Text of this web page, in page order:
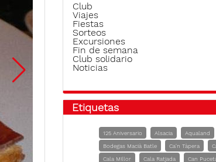
Club
Viajes
Fiestas
Sorteos
Excursiones
Fin de semana
Club solidario
Noticias
Etiquetas
125 Aniversario Alsacia
Aqualand
Bodegas Macià Batle
Ca'n Tàpera
Cala Millor
Cala Ratjada
Can